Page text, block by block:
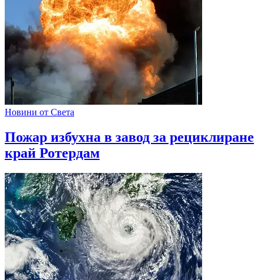
Новини от Света
Пожар избухна в завод за рециклиране
край Ротердам